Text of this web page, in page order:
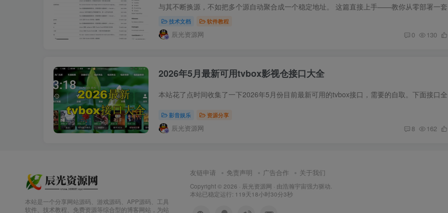
技术文档 软件教程
辰光资源网 0 130
2026年5月最新可用tvbox影视仓接口大全
影音娱乐 资源分享
辰光资源网 8 162
本站是一个分享网站源码、游戏源码、APP源码、工具
软件、技术教程、免费资源等综合型的博客网站，为站
友链申请 免责声明 广告合作 关于我们
Copyright © 2026 · 辰光资源网 · 由浩瀚宇宙强力驱动.
本站已稳定运行: 119天18小时30分4秒